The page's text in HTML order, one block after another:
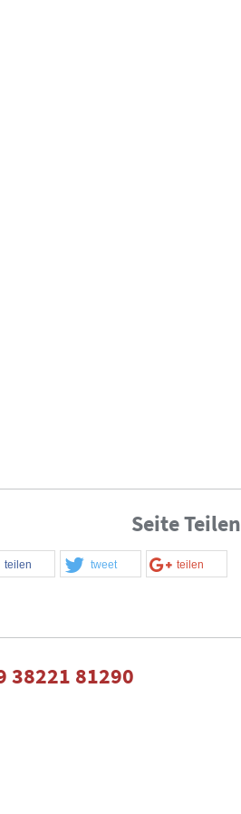
Seite Teilen
teilen tweet teilen
38221 81290